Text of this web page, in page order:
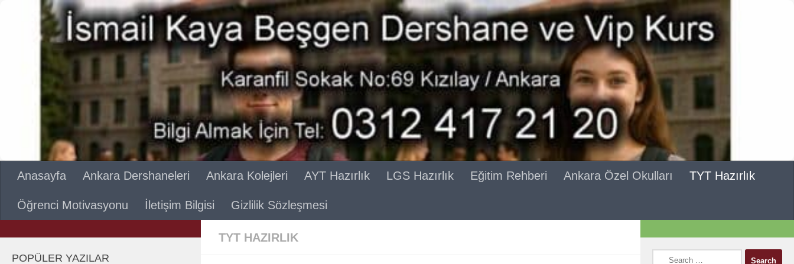
Skip to content
Anasayfa Ankara Dershaneleri Ankara Kolejleri AYT Hazırlık LGS Hazırlık Eğitim Rehberi Ankara Özel Okulları TYT Hazırlık
Öğrenci Motivasyonu İletişim Bilgisi Gizlilik Sözleşmesi
TYT HAZIRLIK
POPÜLER YAZILAR Search